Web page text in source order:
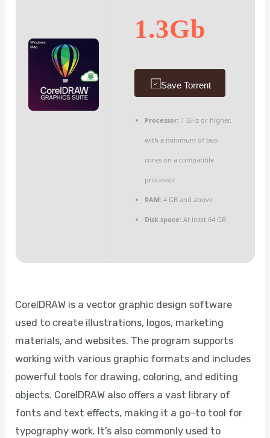
1.3Gb
Save Torrent
Processor:1 GHz or higher,
with a minimum of two
cores on a compatible
processor
RAM:4 GB and above
Disk space:At least 64 GB
CorelDRAW is a vector graphic design software
used to create illustrations, logos, marketing
materials, and websites. The program supports
working with various graphic formats and includes
powerful tools for drawing, coloring, and editing
objects. CorelDRAW also offers a vast library of
fonts and text effects, making it a go-to tool for
typography work. It’s also commonly used to